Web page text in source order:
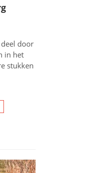
door
in het
stukken